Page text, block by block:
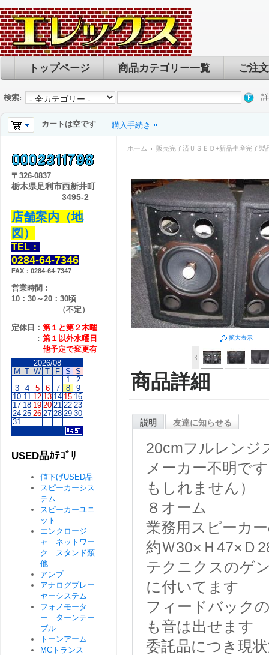
トップページ 商品カテゴリー一覧 ご注
検索:
カートは空です 購入手続き
ホーム 販売完了済ＵＳＥＤ+新品生産完了製
拡大表示
商品詳細
説明 友達に知らせる
20cmフルレンジ
メーカー不明で
もしれません）
８オーム
業務用スピーカ
約Ｗ30×Ｈ47×Ｄ
テクニクスのゲ
に付いてます
フィードバック
も音は出せます
委託品につき現
〒 326-0837
栃木県足利市西新井町
3495-2
店舗案内（地
図）
TEL：
0284-64-7346
FAX：0284-64-7347
営業時間：
10：30～20：30頃
（不定）
定休日： 第１と第２木曜
： 第１以外水曜日
他予定で変更有
2026/08
M T W T F S S
1
2
3
4 5 6 7 8
9
10 11 12 13 14 15 16
17 18 19 20 21 22 23
24 25 26 27 28 29 30
31
USED品ｶﾃｺﾞﾘ
値下げUSED品
スピーカーシス
テム
スピーカーユニ
ット
エンクロージ
ャ ネットワー
ク スタンド類
他
アンプ
アナログプレー
ヤーシステム
フォノモータ
ー ターンテー
ブル
トーンアーム
MCトランス